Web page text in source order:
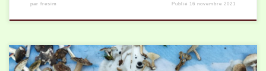
par fresim Publié 16 novembre 2021